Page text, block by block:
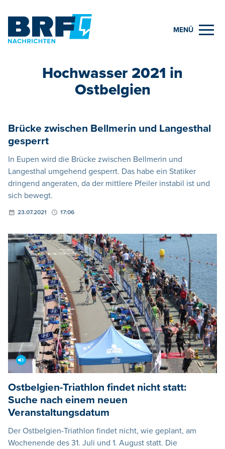
MENÜ
Hochwasser 2021 in
Ostbelgien
Brücke zwischen Bellmerin und Langesthal
gesperrt
In Eupen wird die Brücke zwischen Bellmerin und
Langesthal umgehend gesperrt. Das habe ein Statiker
dringend angeraten, da der mittlere Pfeiler instabil ist und
sich bewegt.
23.07.2021 17:06
Ostbelgien-Triathlon findet nicht statt:
Suche nach einem neuen
Veranstaltungsdatum
Der Ostbelgien-Triathlon findet nicht, wie geplant, am
Wochenende des 31. Juli und 1. August statt. Die